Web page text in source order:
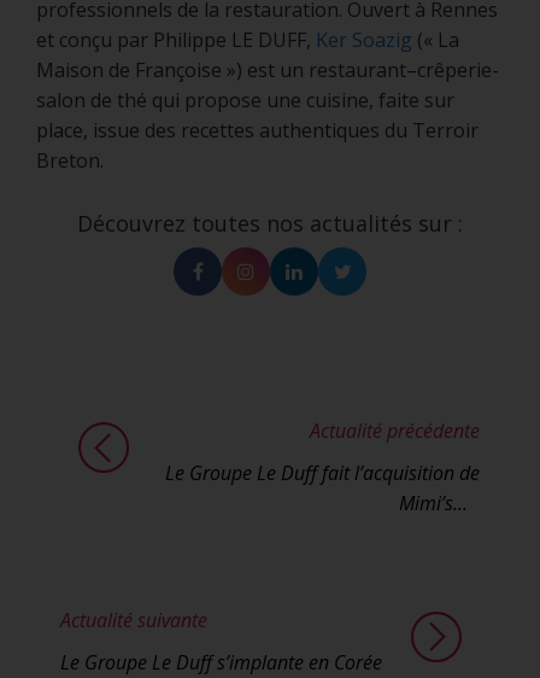
professionnels de la restauration. Ouvert à Rennes
et conçu par Philippe LE DUFF, Ker Soazig (« La
Maison de Françoise ») est un restaurant–crêperie-
salon de thé qui propose une cuisine, faite sur
place, issue des recettes authentiques du Terroir
Breton.
Découvrez toutes nos actualités sur :
FacebookInstagram
LinkedinTwitter
Actualité précédente
Le Groupe Le Duff fait l’acquisition de
Mimi’s...
Actualité suivante
Le Groupe Le Duff s’implante en Corée